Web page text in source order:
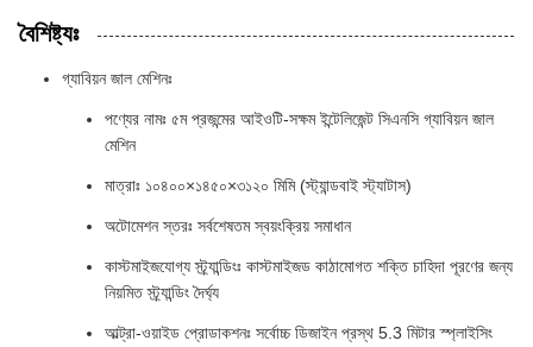
বৈশিষ্ট্যঃ
গ্যাবিয়ন জাল মেশিনঃ
পণ্যের নামঃ ৫ম প্রজন্মের আইওটি-সক্ষম ইন্টেলিজেন্ট সিএনসি গ্যাবিয়ন জাল
মেশিন
মাত্রাঃ ১০৪০০×১৪৫০×৩১২০ মিমি (স্ট্যান্ডবাই স্ট্যাটাস)
অটোমেশন স্তরঃ সর্বশেষতম স্বয়ংক্রিয় সমাধান
কাস্টমাইজযোগ্য স্ট্র্যান্ডিংঃ কাস্টমাইজড কাঠামোগত শক্তি চাহিদা পূরণের জন্য
নিয়মিত স্ট্র্যান্ডিং দৈর্ঘ্য
আল্ট্রা-ওয়াইড প্রোডাকশনঃ সর্বোচ্চ ডিজাইন প্রস্থ 5.3 মিটার স্প্লাইসিং